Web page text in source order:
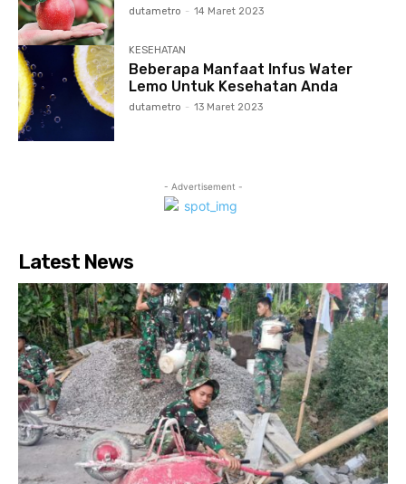
dutametro - 14 Maret 2023
KESEHATAN
Beberapa Manfaat Infus Water
Lemo Untuk Kesehatan Anda
dutametro - 13 Maret 2023
- Advertisement -
Latest News